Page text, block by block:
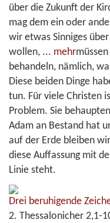
über die Zukunft der
mag dem ein oder
wir etwas Sinniges
wollen, ... mehr
behandeln, nämlich,
Diese beiden Dinge
tun. Für viele Christen
Problem. Sie
Adam an Bestand hat
auf der Erde bleiben
diese Auffassung mit
Linie steht.
Drei beruhigende
2. Thessalonicher 2,1-